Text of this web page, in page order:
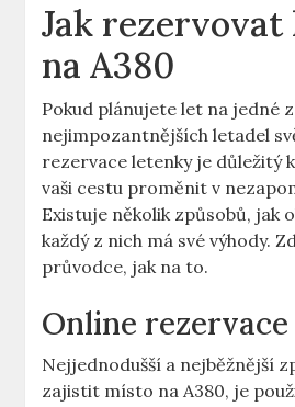
Jak
na A380
Pokud plánujete let ‍na jedné ⁤z
nejimpozantnějších letadel
rezervace letenky je důležitý
vaši cestu proměnit v
Existuje několik ‍způsobů, jak
každý z nich⁤ má své výhody.
průvodce, jak ‌na to.
Online rezervace
Nejjednodušší a nejběžnější⁣
zajistit místo na A380, je